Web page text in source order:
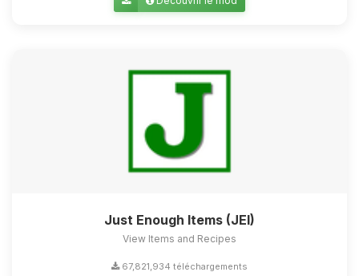
Just Enough Items (JEI)
View Items and Recipes
67,821,934 téléchargements